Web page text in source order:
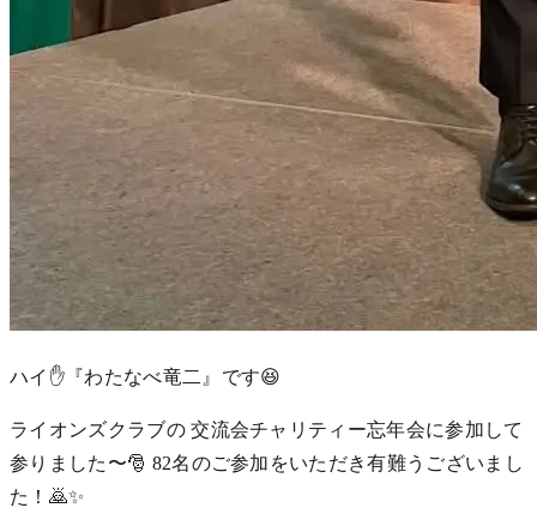
ハイ✋『わたなべ竜二』です😆
ライオンズクラブの 交流会チャリティー忘年会に参加して
参りました〜🎅 82名のご参加をいただき有難うございまし
た！🙇✨